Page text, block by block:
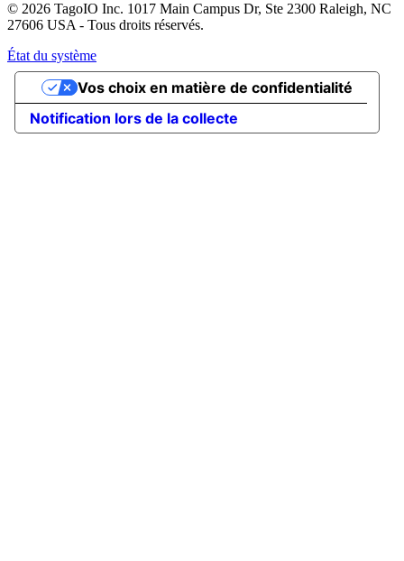
© 2026 TagoIO Inc. 1017 Main Campus Dr, Ste 2300 Raleigh, NC
27606 USA - Tous droits réservés.
État du système
Notification lors de la collecte
Vos choix en matière de confidentialité